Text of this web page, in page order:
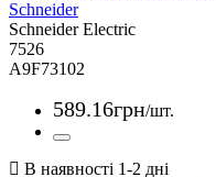
Schneider
Schneider Electric
7526
A9F73102
589.16грн/шт.